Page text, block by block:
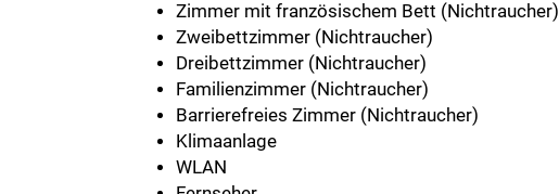
Zimmer mit französischem Bett (Nichtraucher)
Zweibettzimmer (Nichtraucher)
Dreibettzimmer (Nichtraucher)
Familienzimmer (Nichtraucher)
Barrierefreies Zimmer (Nichtraucher)
Klimaanlage
WLAN